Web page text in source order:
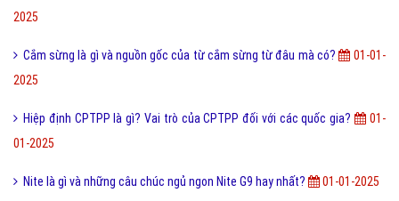
2025
Cắm sừng là gì và nguồn gốc của từ cắm sừng từ đâu mà có?
01-01-
2025
Hiệp định CPTPP là gì? Vai trò của CPTPP đối với các quốc gia?
01-
01-2025
Nite là gì và những câu chúc ngủ ngon Nite G9 hay nhất? 01-01-2025